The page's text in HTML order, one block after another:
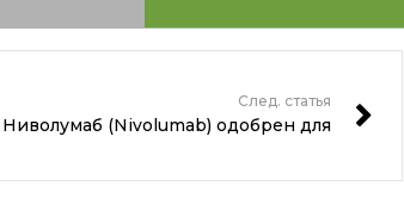
След. статья
Ниволумаб (Nivolumab) одобрен для